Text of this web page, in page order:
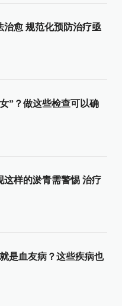
治愈 规范化预防治疗亟
”？做这些检查可以确
这样的淤青需警惕 治疗
是血友病？这些疾病也